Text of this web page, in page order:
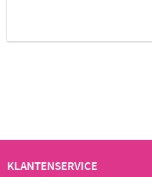
KLANTENSERVICE